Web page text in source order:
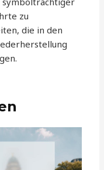
zu
die in den